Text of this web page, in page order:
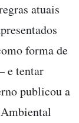
atuais
forma de
e tentar
publicou a